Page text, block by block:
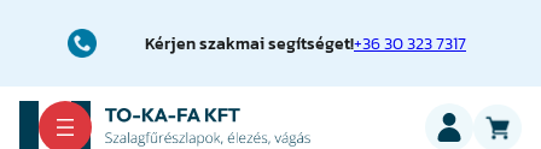
Kérjen szakmai segítséget!+36 30 323 7317